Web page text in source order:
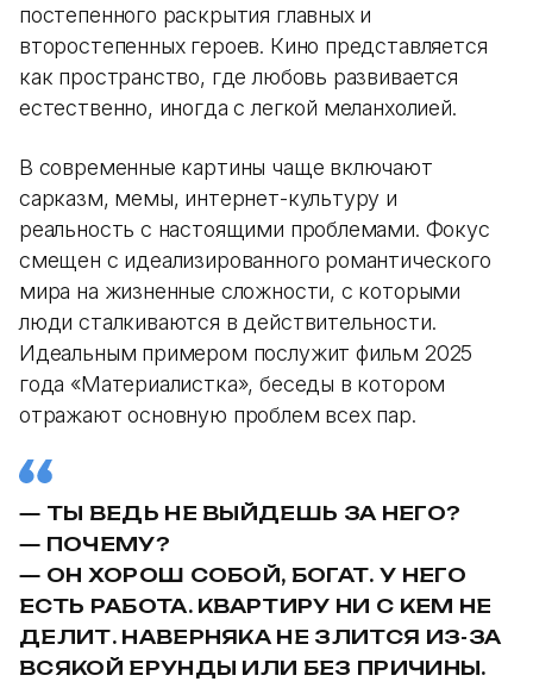
постепенного раскрытия главных и
второстепенных героев. Кино представляется
как пространство, где любовь развивается
естественно, иногда с легкой меланхолией.
В современные картины чаще включают
сарказм, мемы, интернет-культуру и
реальность с настоящими проблемами. Фокус
смещен с идеализированного романтического
мира на жизненные сложности, с которыми
люди сталкиваются в действительности.
Идеальным примером послужит фильм 2025
года «Материалистка», беседы в котором
отражают основную проблем всех пар.
— ТЫ ВЕДЬ НЕ ВЫЙДЕШЬ ЗА НЕГО?
— ПОЧЕМУ?
— ОН ХОРОШ СОБОЙ, БОГАТ. У НЕГО
ЕСТЬ РАБОТА. КВАРТИРУ НИ С КЕМ НЕ
ДЕЛИТ. НАВЕРНЯКА НЕ ЗЛИТСЯ ИЗ-ЗА
ВСЯКОЙ ЕРУНДЫ ИЛИ БЕЗ ПРИЧИНЫ.